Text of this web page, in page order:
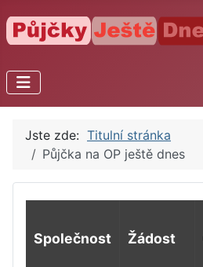
Jste zde: Titulní stránka
Půjčka na OP ještě dnes
Společnost Žádost